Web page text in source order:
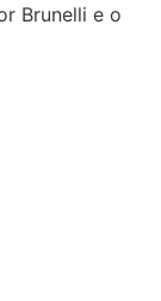
Brunelli e o